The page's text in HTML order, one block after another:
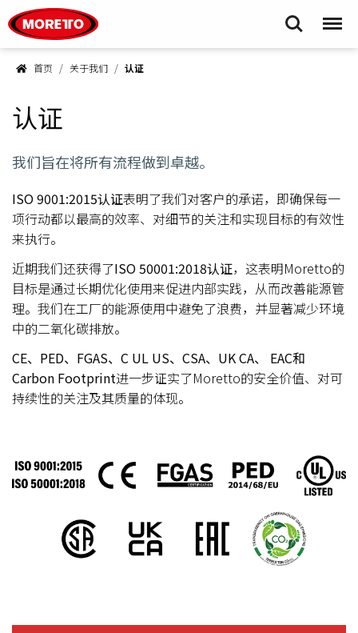
Search Menu
首页 关于我们 认证
认证
我们旨在将所有流程做到卓越。
ISO 9001:2015认证表明了我们对客户的承诺，即确保每一
项行动都以最高的效率、对细节的关注和实现目标的有效性
来执行。
近期我们还获得了ISO 50001:2018认证，这表明Moretto的
目标是通过长期优化使用来促进内部实践，从而改善能源管
理。我们在工厂的能源使用中避免了浪费，并显著减少环境
中的二氧化碳排放。
CE、PED、FGAS、C UL US、CSA、UK CA、 EAC和
Carbon Footprint进一步证实了Moretto的安全价值、对可
持续性的关注及其质量的体现。